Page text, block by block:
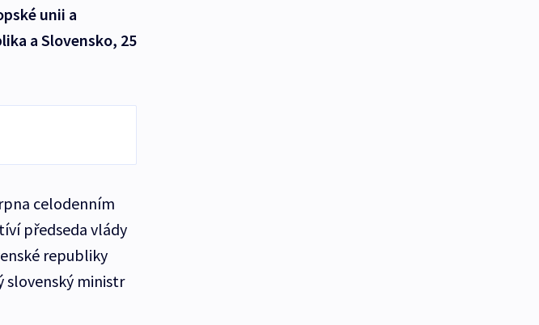
unii a
a Slovensko, 25
celodenním
předseda vlády
republiky
slovenský ministr